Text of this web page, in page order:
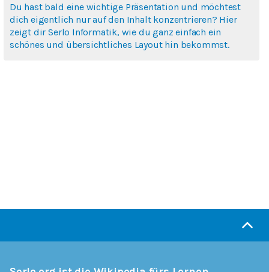
Du hast bald eine wichtige Präsentation und möchtest
dich eigentlich nur auf den Inhalt konzentrieren? Hier
zeigt dir Serlo Informatik, wie du ganz einfach ein
schönes und übersichtliches Layout hin bekommst.